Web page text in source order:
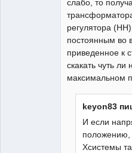
слабо, то
регулятора
постоянным во
приведенное к
скакать чуть
максимальном
keyon83
И если
положению,
Хсистемы